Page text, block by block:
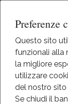
Preferenze
Questo sito
funzionali alla
la migliore
utilizzare
del nostro
Se chiudi il
Home
Il Museo
HOME